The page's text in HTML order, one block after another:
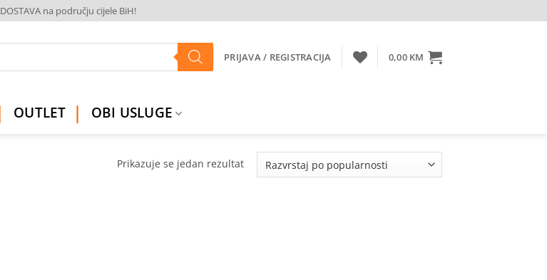
DOSTAVA na području cijele BiH!
PRIJAVA / REGISTRACIJA 0,00 KM
OUTLET OBI USLUGE
Prikazuje se jedan rezultat